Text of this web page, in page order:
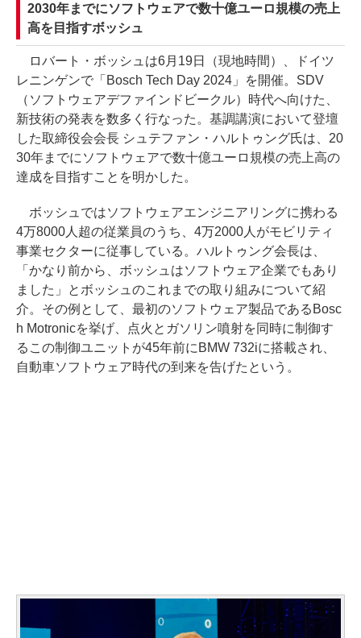
2030年までにソフトウェアで数十億ユーロ規模の売上
高を目指すボッシュ
ロバート・ボッシュは6月19日（現地時間）、ドイツ
レニンゲンで「Bosch Tech Day 2024」を開催。SDV
（ソフトウェアデファインドビークル）時代へ向けた、
新技術の発表を数多く行なった。基調講演において登壇
した取締役会会長 シュテファン・ハルトゥング氏は、20
30年までにソフトウェアで数十億ユーロ規模の売上高の
達成を目指すことを明かした。
ボッシュではソフトウェアエンジニアリングに携わる
4万8000人超の従業員のうち、4万2000人がモビリティ
事業セクターに従事している。ハルトゥング会長は、
「かなり前から、ボッシュはソフトウェア企業でもあり
ました」とボッシュのこれまでの取り組みについて紹
介。その例として、最初のソフトウェア製品であるBosc
h Motronicを挙げ、点火とガソリン噴射を同時に制御す
るこの制御ユニットが45年前にBMW 732iに搭載され、
自動車ソフトウェア時代の到来を告げたという。